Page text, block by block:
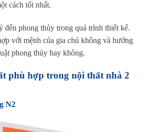
cách tốt nhất.
đến phong thủy trong quá trình thiết kế.
với mệnh của gia chủ không và hướng
phong thủy hay không.
phù hợp trong nội thất nhà 2
N2